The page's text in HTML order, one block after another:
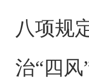
八项规
治“四